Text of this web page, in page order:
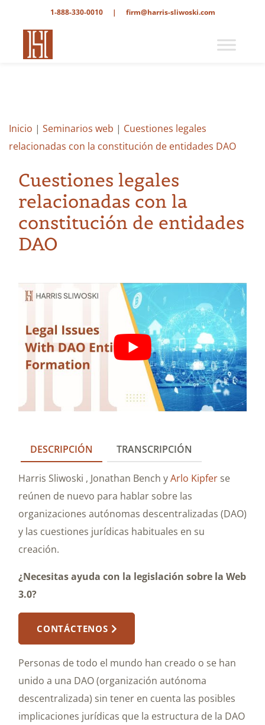
1-888-330-0010 | firm@harris-sliwoski.com
Inicio | Seminarios web | Cuestiones legales
relacionadas con la constitución de entidades DAO
Cuestiones legales
relacionadas con la
constitución de entidades
DAO
DESCRIPCIÓN TRANSCRIPCIÓN
Harris Sliwoski , Jonathan Bench yArlo Kipfer se
reúnen de nuevo para hablar sobre las
organizaciones autónomas descentralizadas (DAO)
y las cuestiones jurídicas habituales en su
creación.
¿Necesitas ayuda con la legislación sobre la Web
3.0?
CONTÁCTENOS
Personas de todo el mundo han creado o se han
unido a una DAO (organización autónoma
descentralizada) sin tener en cuenta las posibles
implicaciones jurídicas que la estructura de la DAO